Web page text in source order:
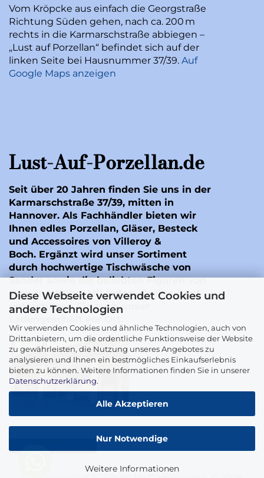
Diese Webseite verwendet Cookies und
andere Technologien
Wir verwenden Cookies und ähnliche Technologien, auch von
Drittanbietern, um die ordentliche Funktionsweise der Website
zu gewährleisten, die Nutzung unseres Angebotes zu
analysieren und Ihnen ein bestmögliches Einkaufserlebnis
bieten zu können. Weitere Informationen finden Sie in unserer
Datenschutzerklärung.
Alle Akzeptieren
Nur Notwendige
Weitere Informationen
Vom Kröpcke aus einfach die Georgstraße
Richtung Süden gehen, nach ca. 200 m
rechts in die Karmarschstraße abbiegen –
„Lust auf Porzellan“ befindet sich auf der
linken Seite bei Hausnummer 37/39. Auf
Google Maps anzeigen
Lust-Auf-Porzellan.de
Seit über 20 Jahren finden Sie uns in der
Karmarschstraße 37/39, mitten in
Hannover. Als Fachhändler bieten wir
Ihnen edles Porzellan, Gläser, Besteck
und Accessoires von Villeroy &
Boch. Ergänzt wird unser Sortiment
durch hochwertige Tischwäsche von
Sandersowie die beliebten Figuren von
Wendt & Kühn. Mit jedem Online-Kauf
unterstützen Sie auch unser